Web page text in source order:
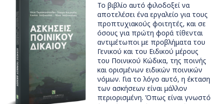
Το βιβλίο αυτό φιλοδοξεί να
αποτελέσει ένα εργαλείο για τους
προπτυχιακούς φοιτητές, και σε
όσους για πρώτη φορά τίθενται
αντιμέτωποι με προβλήματα του
Γενικού και του Ειδικού μέρους
του Ποινικού Κώδικα, της ποινής
και ορισμένων ειδικών ποινικών
νόμων. Για το λόγο αυτό, η έκταση
των ασκήσεων είναι μάλλον
περιορισμένη. Όπως είναι γνωστό